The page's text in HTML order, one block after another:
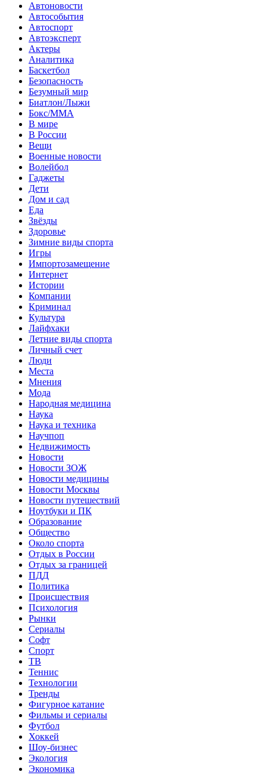
Автоновости
Автособытия
Автоспорт
Автоэксперт
Актеры
Аналитика
Баскетбол
Безопасность
Безумный мир
Биатлон/Лыжи
Бокс/MMA
В мире
В России
Вещи
Военные новости
Волейбол
Гаджеты
Дети
Дом и сад
Еда
Звёзды
Здоровье
Зимние виды спорта
Игры
Импортозамещение
Интернет
Истории
Компании
Криминал
Культура
Лайфхаки
Летние виды спорта
Личный счет
Люди
Места
Мнения
Мода
Народная медицина
Наука
Наука и техника
Научпоп
Недвижимость
Новости
Новости ЗОЖ
Новости медицины
Новости Москвы
Новости путешествий
Ноутбуки и ПК
Образование
Общество
Около спорта
Отдых в России
Отдых за границей
ПДД
Политика
Происшествия
Психология
Рынки
Сериалы
Софт
Спорт
ТВ
Теннис
Технологии
Тренды
Фигурное катание
Фильмы и сериалы
Футбол
Хоккей
Шоу-бизнес
Экология
Экономика